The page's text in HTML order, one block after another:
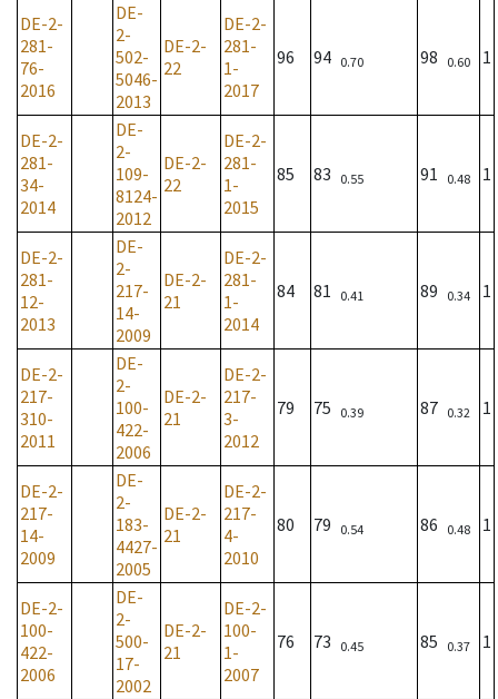
DE-2-
281-
76-
2016
DE-
2-
502-
5046-
2013
DE-2-
22
DE-2-
281-
1-
2017
96 94 0.70 98 0.60 1
DE-2-
281-
34-
2014
DE-
2-
109-
8124-
2012
DE-2-
22
DE-2-
281-
1-
2015
85 83 0.55 91 0.48 1
DE-2-
281-
12-
2013
DE-
2-
217-
14-
2009
DE-2-
21
DE-2-
281-
1-
2014
84 81 0.41 89 0.34 1
DE-2-
217-
310-
2011
DE-
2-
100-
422-
2006
DE-2-
21
DE-2-
217-
3-
2012
79 75 0.39 87 0.32 1
DE-2-
217-
14-
2009
DE-
2-
183-
4427-
2005
DE-2-
21
DE-2-
217-
4-
2010
80 79 0.54 86 0.48 1
DE-2-
100-
422-
2006
DE-
2-
500-
17-
2002
DE-2-
21
DE-2-
100-
1-
2007
76 73 0.45 85 0.37 1